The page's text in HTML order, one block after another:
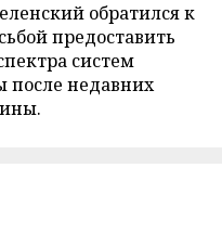
обратился к
предоставить
систем
после недавних